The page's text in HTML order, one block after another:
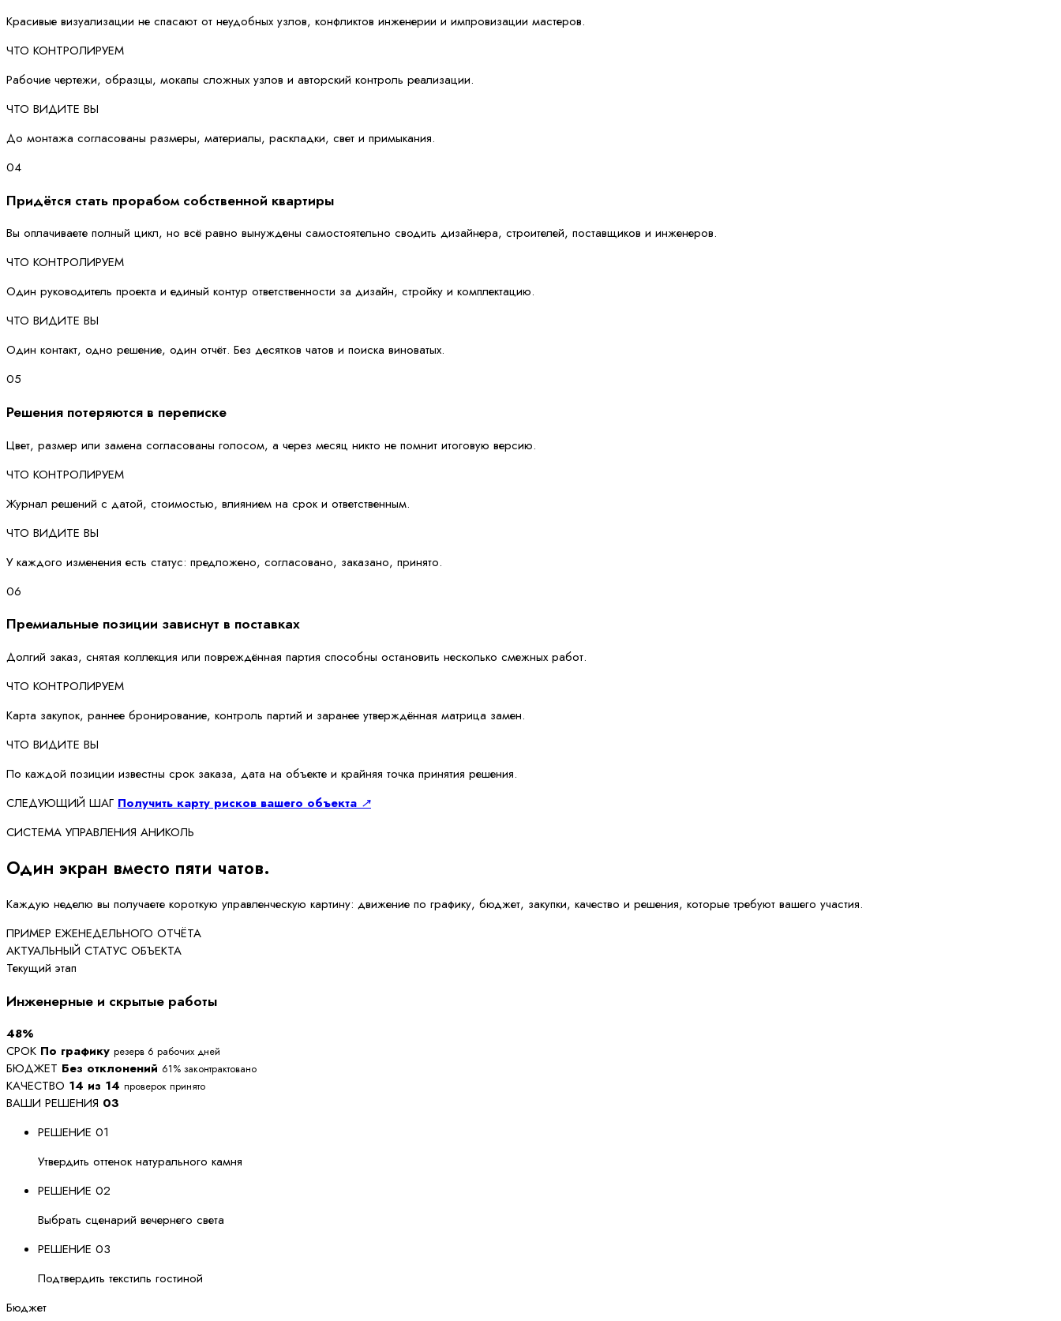
Красивые визуализации не спасают от неудобных узлов, конфликтов инженерии и импровизации мастеров.
ЧТО КОНТРОЛИРУЕМ
Рабочие чертежи, образцы, мокапы сложных узлов и авторский контроль реализации.
ЧТО ВИДИТЕ ВЫ
До монтажа согласованы размеры, материалы, раскладки, свет и примыкания.
04
Придётся стать прорабом собственной квартиры
Вы оплачиваете полный цикл, но всё равно вынуждены самостоятельно сводить дизайнера, строителей, поставщиков и инженеров.
ЧТО КОНТРОЛИРУЕМ
Один руководитель проекта и единый контур ответственности за дизайн, стройку и комплектацию.
ЧТО ВИДИТЕ ВЫ
Один контакт, одно решение, один отчёт. Без десятков чатов и поиска виноватых.
05
Решения потеряются в переписке
Цвет, размер или замена согласованы голосом, а через месяц никто не помнит итоговую версию.
ЧТО КОНТРОЛИРУЕМ
Журнал решений с датой, стоимостью, влиянием на срок и ответственным.
ЧТО ВИДИТЕ ВЫ
У каждого изменения есть статус: предложено, согласовано, заказано, принято.
06
Премиальные позиции зависнут в поставках
Долгий заказ, снятая коллекция или повреждённая партия способны остановить несколько смежных работ.
ЧТО КОНТРОЛИРУЕМ
Карта закупок, раннее бронирование, контроль партий и заранее утверждённая матрица замен.
ЧТО ВИДИТЕ ВЫ
По каждой позиции известны срок заказа, дата на объекте и крайняя точка принятия решения.
СЛЕДУЮЩИЙ ШАГ Получить карту рисков вашего объекта ↗
СИСТЕМА УПРАВЛЕНИЯ АНИКОЛЬ
Один экран вместо пяти чатов.
Каждую неделю вы получаете короткую управленческую картину: движение по графику, бюджет, закупки, качество и решения, которые требуют вашего участия.
ПРИМЕР ЕЖЕНЕДЕЛЬНОГО ОТЧЁТА
АКТУАЛЬНЫЙ СТАТУС ОБЪЕКТА
Текущий этап
Инженерные и скрытые работы
48%
СРОК По графику резерв 6 рабочих дней
БЮДЖЕТ Без отклонений 61% законтрактовано
КАЧЕСТВО 14 из 14 проверок принято
ВАШИ РЕШЕНИЯ 03
РЕШЕНИЕ 01
Утвердить оттенок натурального камня
РЕШЕНИЕ 02
Выбрать сценарий вечернего света
РЕШЕНИЕ 03
Подтвердить текстиль гостиной
Бюджет